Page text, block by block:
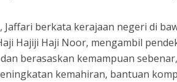
Jaffari berkata kerajaan negeri di
Hajiji Haji Noor, mengambil
berasaskan kemampuan
kemahiran, bantuan